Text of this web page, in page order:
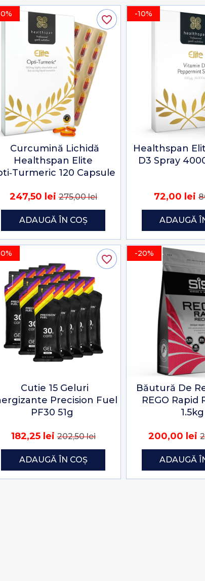
Curcumină Lichidă
Healthspan Elite
120 Capsule
247,50 lei275,00 lei
ADAUGĂ ÎN COȘ
favorite_border -10%
Healthspan
D3 Spray
72,00 lei
ADAUGĂ
Cutie 15 Geluri
Precision Fuel
PF30 51g
182,25 lei202,50 lei
ADAUGĂ ÎN COȘ
favorite_border -20%
Băutură De
REGO Rapid
1.5kg
200,00 lei
ADAUGĂ